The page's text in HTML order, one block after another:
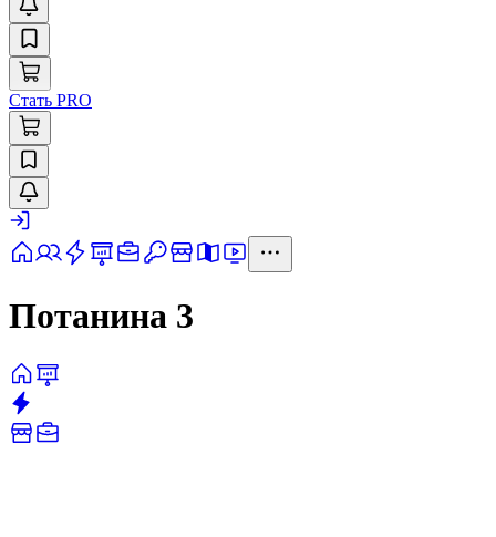
Стать PRO
Потанина 3